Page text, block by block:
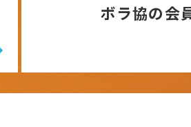
ボラ協の会